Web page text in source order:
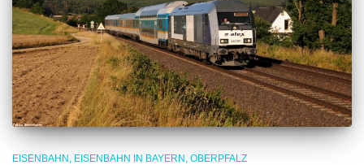
EISENBAHN EISENBAHN IN BAYERN OBERPFALZ